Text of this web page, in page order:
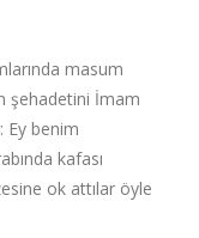
masum
şehadetini İmam
Ey benim
kafası
ok attılar öyle